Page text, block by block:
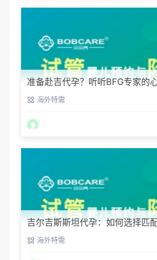
准备赴吉代孕？听听BFG专家的
海外特需
吉尔吉斯斯坦代孕：如何选择匹
海外特需